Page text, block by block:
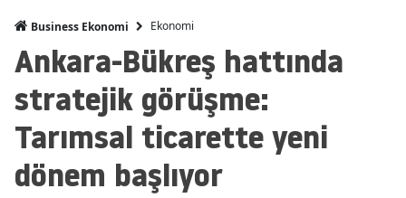
Business Ekonomi Ekonomi
Ankara-Bükreş hattında
stratejik görüşme:
Tarımsal ticarette yeni
dönem başlıyor